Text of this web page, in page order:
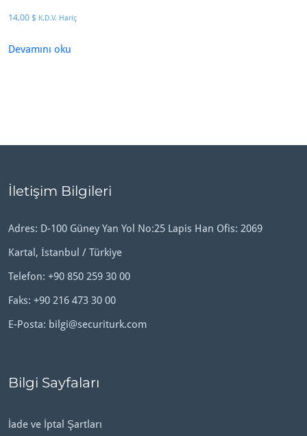
14,00 $ K.D.V. Hariç
Devamını oku
İletişim Bilgileri
Adres: D-100 Güney Yan Yol No:25 Lapis Han Ofis: 2069
Kartal, İstanbul / Türkiye
Telefon: +90 850 259 30 00
Faks: +90 216 473 30 00
E-Posta: bilgi@securiturk.com
Bilgi Sayfaları
İade ve İptal Şartları